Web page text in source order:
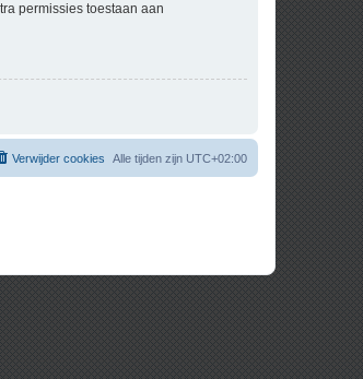
permissies toestaan aan
Alle tijden zijn UTC+02:00
Verwijder cookies